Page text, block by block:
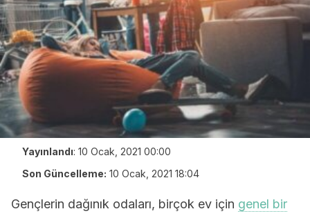
Yayınlandı: 10 Ocak, 2021 00:00
Son Güncelleme: 10 Ocak, 2021 18:04
Gençlerin dağınık odaları, birçok ev için genel bir